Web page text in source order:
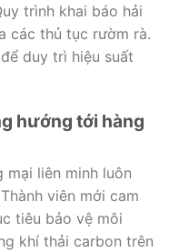
trình khai báo hải
các thủ tục rườm rà.
duy trì hiệu suất
hướng tới hàng
mại liên minh luôn
viên mới cam
tiêu bảo vệ môi
khí thải carbon trên